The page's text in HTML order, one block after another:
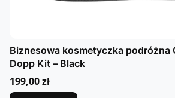
Biznesowa kosmetyczka podróżna
Dopp Kit – Black
Cena
199,00 zł